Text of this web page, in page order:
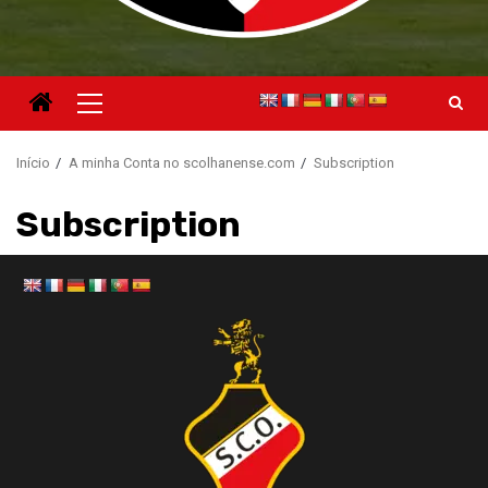
Menu
principal
Início A minha Conta no scolhanense.com Subscription
Subscription